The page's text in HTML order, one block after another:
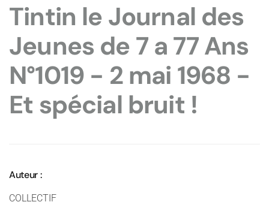
Tintin le Journal des
Jeunes de 7 a 77 Ans
N°1019 - 2 mai 1968 -
Et spécial bruit !
Auteur :
COLLECTIF